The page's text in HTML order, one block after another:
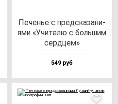
Печенье с пред­ска­за­ни­
ями «Учи­те­лю с боль­шим
сер­дцем»
549 руб